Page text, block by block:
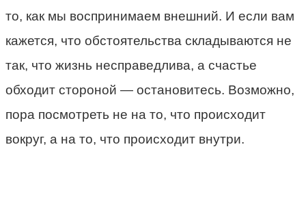
то, как мы воспринимаем внешний. И если вам
кажется, что обстоятельства складываются не
так, что жизнь несправедлива, а счастье
обходит стороной — остановитесь. Возможно,
пора посмотреть не на то, что происходит
вокруг, а на то, что происходит внутри.